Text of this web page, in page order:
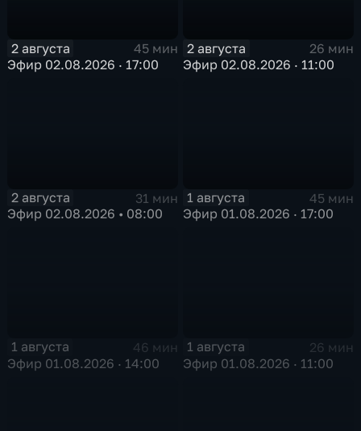
2 августа
45 мин
Эфир 02.08.2026 · 17:00
2 августа
26 мин
Эфир 02.08.2026 · 11:00
2 августа
31 мин
Эфир 02.08.2026 • 08:00
1 августа
45 мин
Эфир 01.08.2026 · 17:00
1 августа
46 мин
Эфир 01.08.2026 · 14:00
1 августа
26 мин
Эфир 01.08.2026 · 11:00